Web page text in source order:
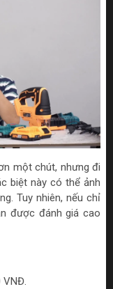
một chút, nhưng đi
biệt này có thể ảnh
Tuy nhiên, nếu chỉ
được đánh giá cao
VNĐ.